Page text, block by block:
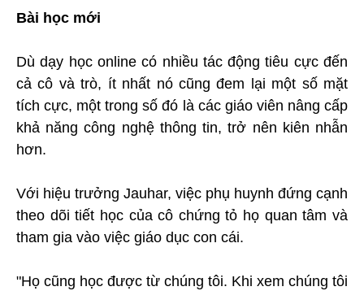
Bài học mới
Dù dạy học online có nhiều tác động tiêu cực đến
cả cô và trò, ít nhất nó cũng đem lại một số mặt
tích cực, một trong số đó là các giáo viên nâng cấp
khả năng công nghệ thông tin, trở nên kiên nhẫn
hơn.
Với hiệu trưởng Jauhar, việc phụ huynh đứng cạnh
theo dõi tiết học của cô chứng tỏ họ quan tâm và
tham gia vào việc giáo dục con cái.
"Họ cũng học được từ chúng tôi. Khi xem chúng tôi